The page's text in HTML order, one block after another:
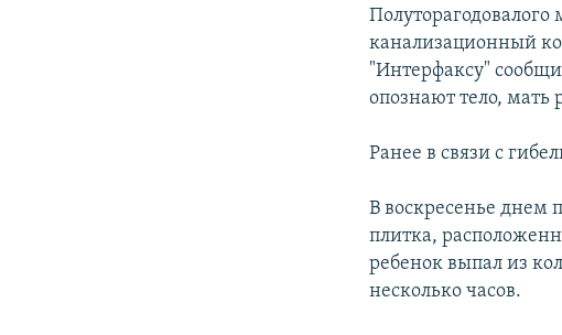
канализационный
"Интерфаксу"
опознают тело, мать
Ранее в связи с
В воскресенье днем
плитка,
ребенок выпал из
несколько часов.